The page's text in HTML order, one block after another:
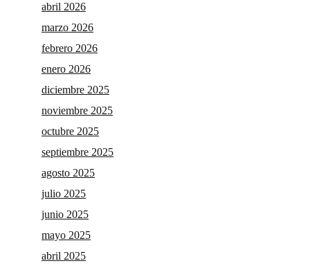
abril 2026
marzo 2026
febrero 2026
enero 2026
diciembre 2025
noviembre 2025
octubre 2025
septiembre 2025
agosto 2025
julio 2025
junio 2025
mayo 2025
abril 2025